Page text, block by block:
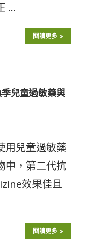
…
閱讀更多
兒童過敏藥與
用兒童過敏藥
中，第二代抗
效果佳且
閱讀更多